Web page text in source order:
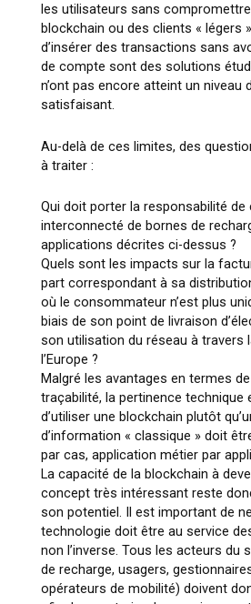
les utilisateurs sans
blockchain ou des clients « légers
d’insérer des transactions sans
de compte sont des solutions
n’ont pas encore atteint un niveau
satisfaisant.
Au-delà de ces limites, des
à traiter :
Qui doit porter la responsabilité de
interconnecté de bornes de
applications décrites ci-dessus ?
Quels sont les impacts sur la
part correspondant à sa
où le consommateur n’est plus
biais de son point de livraison
son utilisation du réseau à travers
l’Europe ?
Malgré les avantages en termes
traçabilité, la pertinence technique
d’utiliser une blockchain plutôt
d’information « classique » doit
par cas, application métier par
La capacité de la blockchain à
concept très intéressant reste
son potentiel. Il est important de
technologie doit être au service
non l’inverse. Tous les acteurs du
de recharge, usagers,
opérateurs de mobilité) doivent